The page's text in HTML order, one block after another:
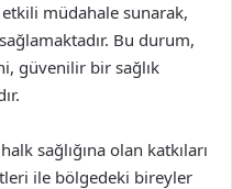
etkili müdahale sunarak,
Bu durum,
güvenilir bir sağlık
sağlığına olan katkıları
ile bölgedeki bireyler